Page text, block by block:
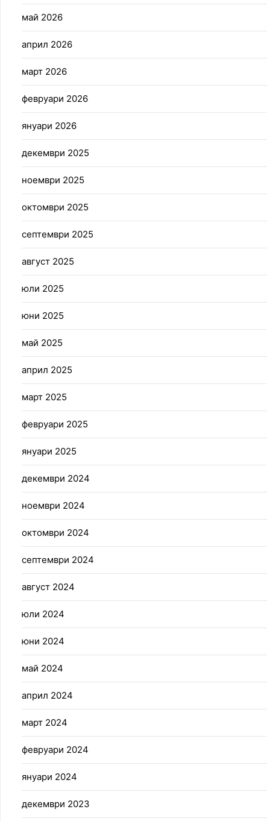
май 2026
април 2026
март 2026
февруари 2026
януари 2026
декември 2025
ноември 2025
октомври 2025
септември 2025
август 2025
юли 2025
юни 2025
май 2025
април 2025
март 2025
февруари 2025
януари 2025
декември 2024
ноември 2024
октомври 2024
септември 2024
август 2024
юли 2024
юни 2024
май 2024
април 2024
март 2024
февруари 2024
януари 2024
декември 2023